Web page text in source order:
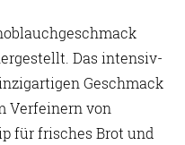
Das intensiv-
Geschmack
Verfeinern von
für frisches Brot und